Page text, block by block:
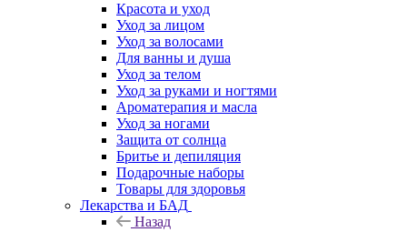
Красота и уход
Уход за лицом
Уход за волосами
Для ванны и душа
Уход за телом
Уход за руками и ногтями
Ароматерапия и масла
Уход за ногами
Защита от солнца
Бритье и депиляция
Подарочные наборы
Товары для здоровья
Лекарства и БАД
Назад